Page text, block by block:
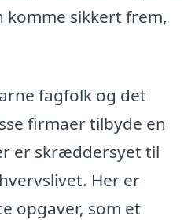
komme sikkert frem,
fagfolk og det
firmaer tilbyde en
er skræddersyet til
Her er
opgaver, som et